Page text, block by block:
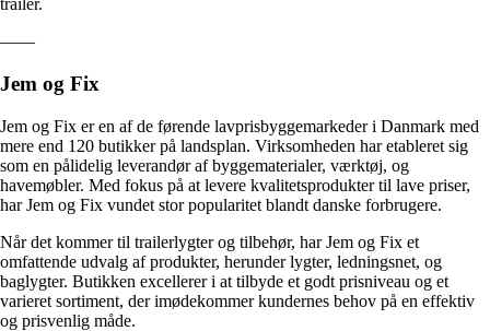
trailer.
——
Jem og Fix
Jem og Fix er en af de førende lavprisbyggemarkeder i Danmark med
mere end 120 butikker på landsplan. Virksomheden har etableret sig
som en pålidelig leverandør af byggematerialer, værktøj, og
havemøbler. Med fokus på at levere kvalitetsprodukter til lave priser,
har Jem og Fix vundet stor popularitet blandt danske forbrugere.
Når det kommer til trailerlygter og tilbehør, har Jem og Fix et
omfattende udvalg af produkter, herunder lygter, ledningsnet, og
baglygter. Butikken excellerer i at tilbyde et godt prisniveau og et
varieret sortiment, der imødekommer kundernes behov på en effektiv
og prisvenlig måde.